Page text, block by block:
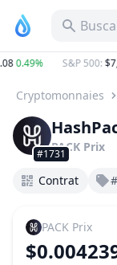
0.49% S&P 500:
Cryptomonnaies
#1731PACK Prix
Contrat
PACK Prix